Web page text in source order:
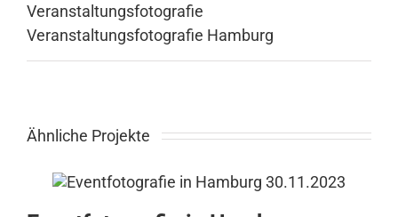
Veranstaltungsfotografie
Veranstaltungsfotografie Hamburg
Ähnliche Projekte